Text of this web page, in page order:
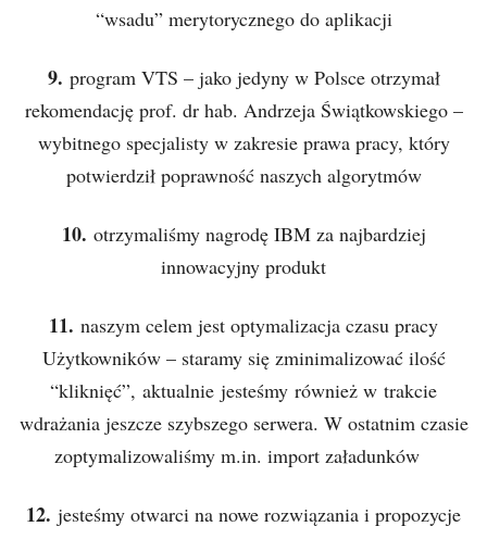
“wsadu” merytorycznego do aplikacji
9. program VTS – jako jedyny w Polsce otrzymał
rekomendację prof. dr hab. Andrzeja Świątkowskiego –
wybitnego specjalisty w zakresie prawa pracy, który
potwierdził poprawność naszych algorytmów
10. otrzymaliśmy nagrodę IBM za najbardziej
innowacyjny produkt
11. naszym celem jest optymalizacja czasu pracy
Użytkowników – staramy się zminimalizować ilość
“kliknięć”, aktualnie jesteśmy również w trakcie
wdrażania jeszcze szybszego serwera. W ostatnim czasie
zoptymalizowaliśmy m.in. import załadunków
12. jesteśmy otwarci na nowe rozwiązania i propozycje